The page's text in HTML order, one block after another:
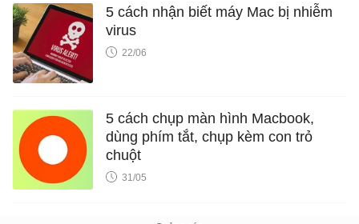
5 cách nhận biết máy Mac bị nhiễm
virus
22/06
5 cách chụp màn hình Macbook,
dùng phím tắt, chụp kèm con trỏ
chuột
31/05